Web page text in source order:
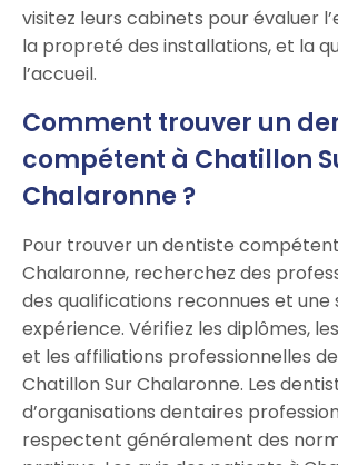
visitez leurs cabinets pour évaluer
la propreté des installations, et la
l’accueil.
Comment trouver un
compétent à Chatillon
Chalaronne ?
Pour trouver un dentiste
Chalaronne, recherchez des
des qualifications reconnues et une
expérience. Vérifiez les diplômes,
et les affiliations professionnelles
Chatillon Sur Chalaronne. Les
d’organisations dentaires
respectent généralement des